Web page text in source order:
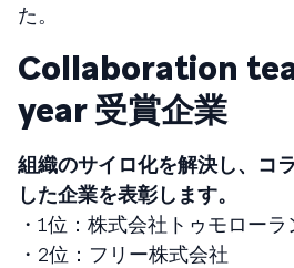
た。
Collaboration
year 受賞企業
組織のサイロ化を解決し、コ
した企業を表彰します。
・1位：株式会社トゥモローラ
・2位：フリー株式会社